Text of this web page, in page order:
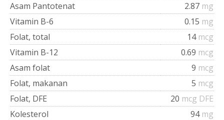
Asam Pantotenat
2.87 mg
Vitamin B-6
0.15 mg
Folat, total
14 mcg
Vitamin B-12
0.69 mcg
Asam folat
9 mcg
Folat, makanan
5 mcg
Folat, DFE
20 mcg DFE
Kolesterol
94 mg